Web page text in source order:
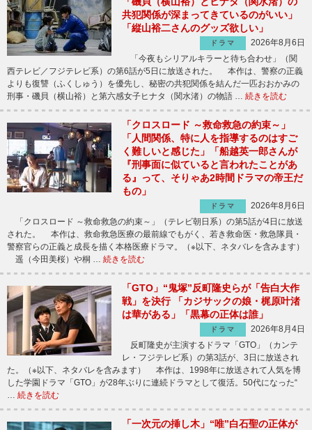
共犯関係が深まってきているのがいい」
「縦山裕二さんのグッズ欲しい」
ドラマ
2026年8月6日
「今夜もシリアルキラーと待ち合わせ」（関
西テレビ／フジテレビ系）の第6話が5日に放送された。 本作は、警察の正義
よりも復讐（ふくしゅう）を優先し、秘密の共犯関係を結んだ一匹おおかみの
刑事・磯貝（横山裕）と第六感女子ヒナタ（関水渚）の物語 … 続きを読む
「クロスロード ～救命救急の約束～」
「人間関係、特に人を指導するのはすご
く難しいと感じた」「船越英一郎さんが
『刑事面に似ていると言われたことがあ
る』って、そりゃあ2時間ドラマの帝王だ
もの」
ドラマ
2026年8月6日
「クロスロード ～救命救急の約束～」（テレビ朝日系）の第5話が4日に放送
された。 本作は、救命救急医療の最前線でもがく、若き救命医・救急隊員・
警察官らの正義と成長を描く本格医療ドラマ。（※以下、ネタバレを含みます）
遥（今田美桜）や桐 … 続きを読む
「GTO」“鬼塚”反町隆史らが「告白大作
戦」を決行 「カジサックの娘・梶原叶渚
は華がある」「黒幕の正体は誰」
ドラマ
2026年8月4日
反町隆史が主演するドラマ「GTO」（カンテ
レ・フジテレビ系）の第3話が、3日に放送され
た。（※以下、ネタバレを含みます） 本作は、1998年に放送されて人気を博
した学園ドラマ「GTO」が28年ぶりに連続ドラマとして復活。50代になった“
続きを読む
「一次元の挿し木」“唯”白石聖の正体が